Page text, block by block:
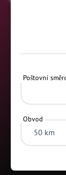
Poštovní
Obvod
50 km